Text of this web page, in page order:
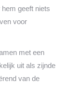
geeft niets
voor
met een
uit als zijnde
van de